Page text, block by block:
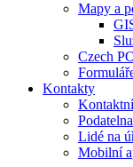
Mapy a
Czech
Kontakty
Podatelna
Lidé na
Mobilní